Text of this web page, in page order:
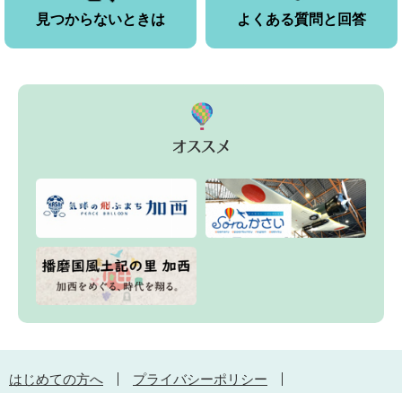
見つからないときは よくある質問と回答
はじめての方へ
プライバシーポリシー